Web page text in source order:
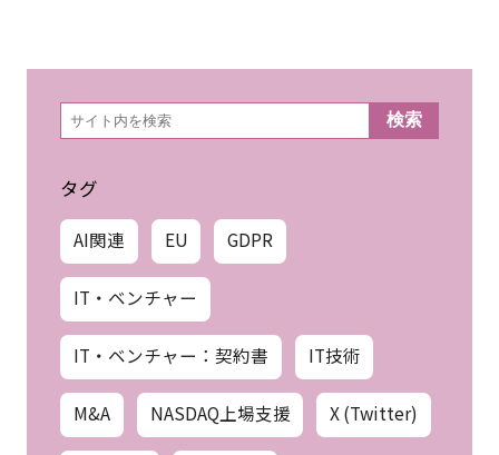
検
索 検索
タグ
AI関連 EU GDPR
IT・ベンチャー
IT・ベンチャー：契約書 IT技術
M&A NASDAQ上場支援 X (Twitter)